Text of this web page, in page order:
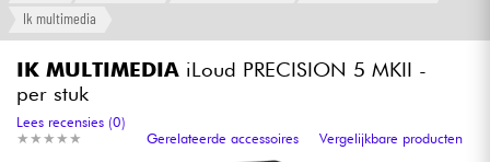
Versterker & Effecten
Ik multimedia
IK MULTIMEDIA iLoud PRECISION 5 MKII -
per stuk
★ ★ ★ ★ ★
★ ★ ★ ★ ★
Lees recensies (0)
Gerelateerde accessoires
Vergelijkbare producten